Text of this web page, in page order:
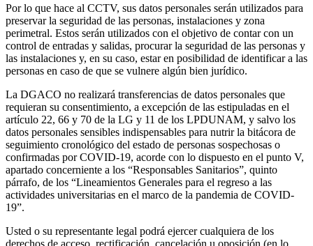
Por lo que hace al CCTV, sus datos personales serán utilizados para
preservar la seguridad de las personas, instalaciones y zona
perimetral. Estos serán utilizados con el objetivo de contar con un
control de entradas y salidas, procurar la seguridad de las personas y
las instalaciones y, en su caso, estar en posibilidad de identificar a las
personas en caso de que se vulnere algún bien jurídico.
La DGACO no realizará transferencias de datos personales que
requieran su consentimiento, a excepción de las estipuladas en el
artículo 22, 66 y 70 de la LG y 11 de los LPDUNAM, y salvo los
datos personales sensibles indispensables para nutrir la bitácora de
seguimiento cronológico del estado de personas sospechosas o
confirmadas por COVID-19, acorde con lo dispuesto en el punto V,
apartado concerniente a los “Responsables Sanitarios”, quinto
párrafo, de los “Lineamientos Generales para el regreso a las
actividades universitarias en el marco de la pandemia de COVID-
19”.
Usted o su representante legal podrá ejercer cualquiera de los